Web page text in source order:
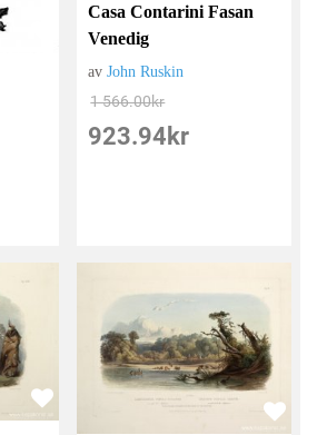
Casa Contarini Fasan
Venedig
avJohn Ruskin
1 566.00kr
923.94 kr